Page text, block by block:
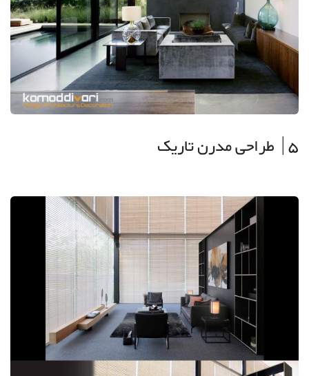
5| طراحی مدرن تاریک